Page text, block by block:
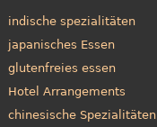
indische spezialitäten
japanisches Essen
glutenfreies essen
Hotel Arrangements
chinesische Spezialitäten